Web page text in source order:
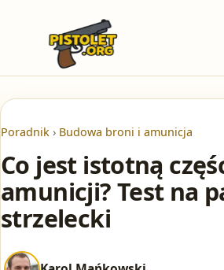
Poradnik › Budowa broni i amunicja
Co jest istotną
amunicji? Test na
strzelecki